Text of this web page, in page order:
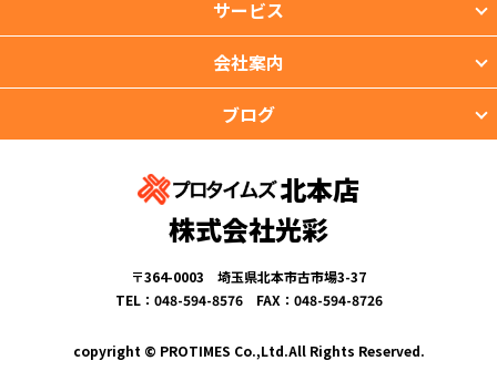
サービス
会社案内
ブログ
北本店
株式会社光彩
〒364-0003 埼玉県北本市古市場3-37
TEL：048-594-8576 FAX：048-594-8726
copyright © PROTIMES Co.,Ltd.All Rights Reserved.